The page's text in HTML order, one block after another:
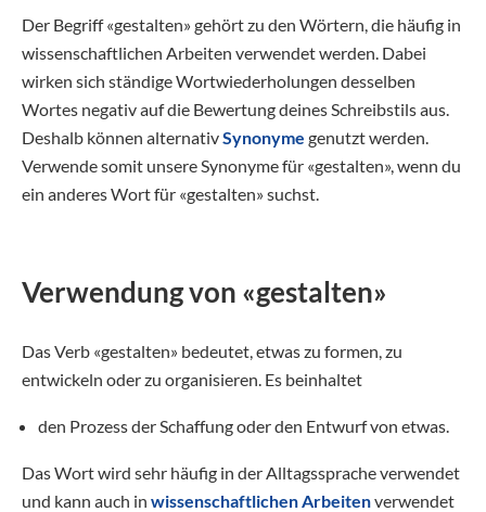
Der Begriff «gestalten» gehört zu den Wörtern, die häufig in
wissenschaftlichen Arbeiten verwendet werden. Dabei
wirken sich ständige Wortwiederholungen desselben
Wortes negativ auf die Bewertung deines Schreibstils aus.
Deshalb können alternativSynonyme genutzt werden.
Verwende somit unsere Synonyme für «gestalten», wenn du
ein anderes Wort für «gestalten» suchst.
Verwendung von «gestalten»
Das Verb «gestalten» bedeutet, etwas zu formen, zu
entwickeln oder zu organisieren. Es beinhaltet
den Prozess der Schaffung oder den Entwurf von etwas.
Das Wort wird sehr häufig in der Alltagssprache verwendet
und kann auch in wissenschaftlichen Arbeitenverwendet